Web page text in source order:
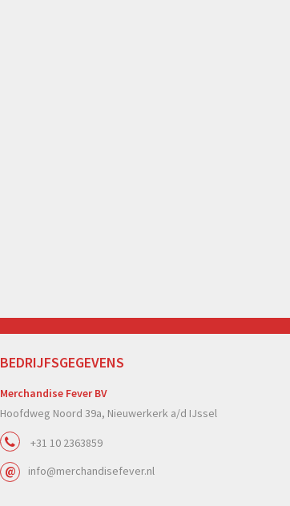
BEDRIJFSGEGEVENS
Merchandise Fever BV
Hoofdweg Noord 39a, Nieuwerkerk a/d IJssel
+31 10 2363859
info@merchandisefever.nl